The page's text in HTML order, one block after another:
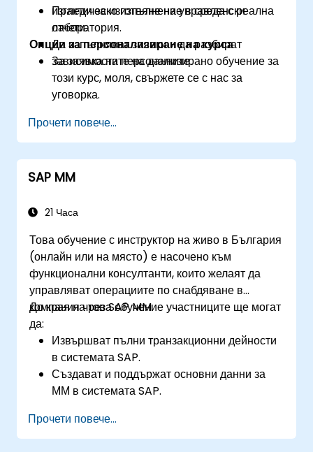
изгледи за изготвяне на управленски
отчети.
Да изпълняват заявки и да разбират
зависимостите на данните.
Практическо изпълнение в среда с реална
лаборатория.
Опции за персонализиране на курса
За заявка на персонализирано обучение за
този курс, моля, свържете се с нас за
уговорка.
Прочети повече...
SAP MM
21 Часа
Това обучение с инструктор на живо в България
(онлайн или на място) е насочено към
функционални консултанти, които желаят да
управляват операциите по снабдяване в
компания чрез SAP MM.
До края на това обучение участниците ще могат
да:
Извършват пълни транзакционни дейности
в системата SAP.
Създават и поддържат основни данни за
ММ в системата SAP.
системата SAP.
Прочети повече...